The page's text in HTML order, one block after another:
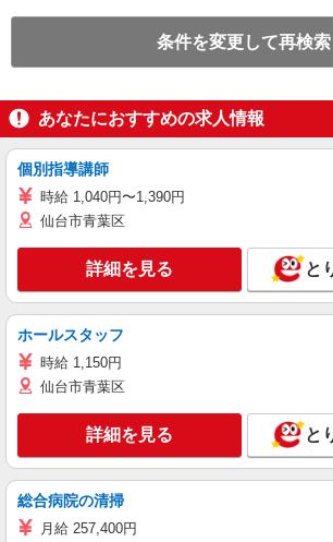
条件を変更して再検索
あなたにおすすめの求人情報
個別指導講師
時給 1,040円〜1,390円
仙台市青葉区
詳細を見る と
ホールスタッフ
時給 1,150円
仙台市青葉区
詳細を見る と
総合病院の清掃
月給 257,400円